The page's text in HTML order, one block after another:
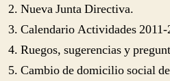
Nueva Junta Directiva.
Calendario Actividades 2011-
Ruegos, sugerencias y
Cambio de domicilio social